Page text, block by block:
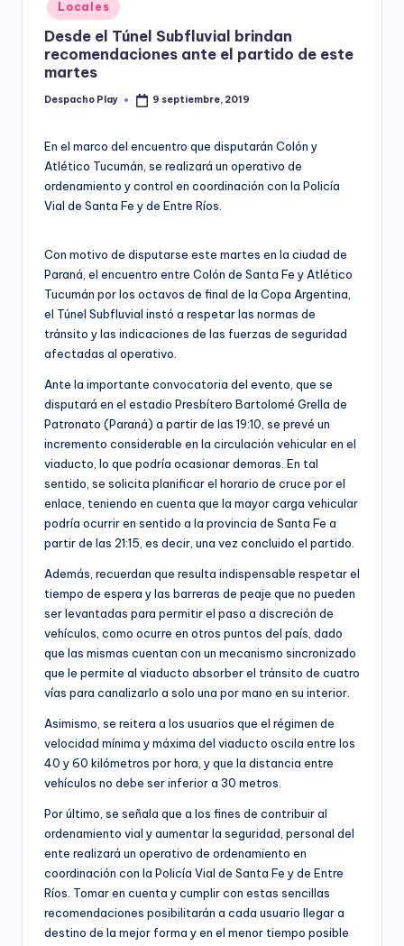
y
in
Locales
Desde el Túnel Subfluvial brindan
recomendaciones ante el partido de este
martes
Posted
Despacho Play 9 septiembre, 2019
En el marco del encuentro que disputarán Colón y
Atlético Tucumán, se realizará un operativo de
ordenamiento y control en coordinación con la Policía
Vial de Santa Fe y de Entre Ríos.
Con motivo de disputarse este martes en la ciudad de
Paraná, el encuentro entre Colón de Santa Fe y Atlético
Tucumán por los octavos de final de la Copa Argentina,
el Túnel Subfluvial instó a respetar las normas de
tránsito y las indicaciones de las fuerzas de seguridad
afectadas al operativo.
Ante la importante convocatoria del evento, que se
disputará en el estadio Presbítero Bartolomé Grella de
Patronato (Paraná) a partir de las 19:10, se prevé un
incremento considerable en la circulación vehicular en el
viaducto, lo que podría ocasionar demoras. En tal
sentido, se solicita planificar el horario de cruce por el
enlace, teniendo en cuenta que la mayor carga vehicular
podría ocurrir en sentido a la provincia de Santa Fe a
partir de las 21:15, es decir, una vez concluido el partido.
Además, recuerdan que resulta indispensable respetar el
tiempo de espera y las barreras de peaje que no pueden
ser levantadas para permitir el paso a discreción de
vehículos, como ocurre en otros puntos del país, dado
que las mismas cuentan con un mecanismo sincronizado
que le permite al viaducto absorber el tránsito de cuatro
vías para canalizarlo a solo una por mano en su interior.
Asimismo, se reitera a los usuarios que el régimen de
velocidad mínima y máxima del viaducto oscila entre los
40 y 60 kilómetros por hora, y que la distancia entre
vehículos no debe ser inferior a 30 metros.
Por último, se señala que a los fines de contribuir al
ordenamiento vial y aumentar la seguridad, personal del
ente realizará un operativo de ordenamiento en
coordinación con la Policía Vial de Santa Fe y de Entre
Ríos. Tomar en cuenta y cumplir con estas sencillas
recomendaciones posibilitarán a cada usuario llegar a
destino de la mejor forma y en el menor tiempo posible